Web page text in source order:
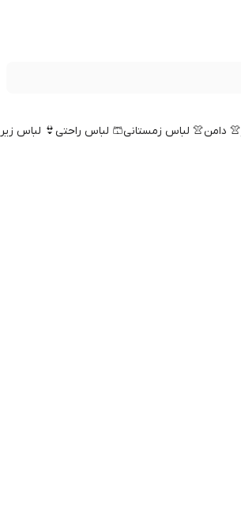
👚 دامن👚 لباس زمستانی🩳 لباس راحتی👙 لباس زیر